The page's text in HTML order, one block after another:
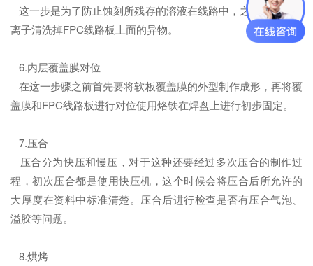
这一步是为了防止蚀刻所残存的溶液在线路中，之后在使用等
离子清洗掉FPC线路板上面的异物。
6.内层覆盖膜对位
在这一步骤之前首先要将软板覆盖膜的外型制作成形，再将覆
盖膜和FPC线路板进行对位使用烙铁在焊盘上进行初步固定。
7.压合
压合分为快压和慢压，对于这种还要经过多次压合的制作过
程，初次压合都是使用快压机，这个时候会将压合后所允许的
大厚度在资料中标准清楚。压合后进行检查是否有压合气泡、
溢胶等问题。
8.烘烤